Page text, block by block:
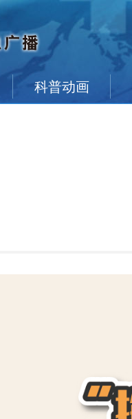
科普动画